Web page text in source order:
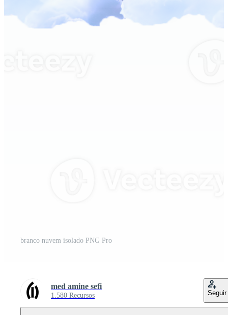
branco nuvem isolado PNG Pro
med amine sefi
1.580 Recursos Seguir